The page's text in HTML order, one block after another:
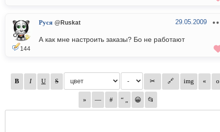
144
Руся @Ruskat 29.05.2009
А как мнe настроить заказы? Бо нe работают